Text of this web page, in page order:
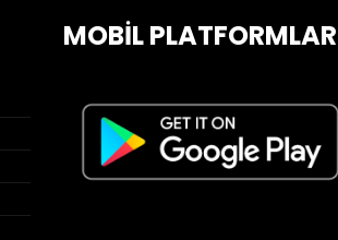
MOBİL PLATFORMLAR